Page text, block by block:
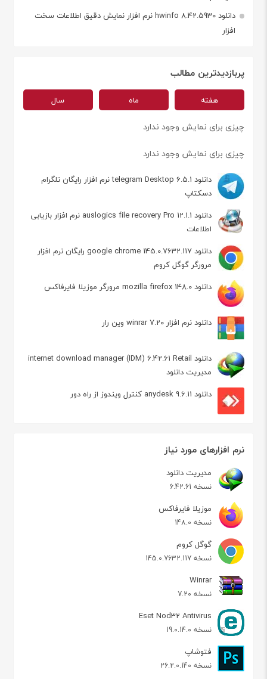
دانلود hwinfo 8.42.5930 نرم افزار نمایش دقیق اطلاعات سخت
افزار
پربازدیدترین مطالب
هفته ماه سال
چیزی برای نمایش وجود ندارد
چیزی برای نمایش وجود ندارد
دانلود telegram Desktop 6.5.1 نرم افزار رایگان تلگرام
دسکتاپ
دانلود auslogics file recovery Pro 12.1.1 نرم افزار بازیابی
اطلاعات
دانلود google chrome 145.0.7632.117 رایگان نرم افزار
مرورگر گوگل کروم
دانلود mozilla firefox 148.0 مرورگر موزیلا فایرفاکس
دانلود نرم افزار winrar 7.20 وین رار
دانلود internet download manager (IDM) 6.42.61 Retail
مدیریت دانلود
دانلود anydesk 9.6.11 کنترل ویندوز از راه دور
نرم افزارهای مورد نیاز
مدیریت دانلود
نسخه 6.42.61
موزیلا فایرفاکس
نسخه 148.0
گوگل کروم
نسخه 145.0.7632.117
Winrar
نسخه 7.20
Eset Nod32 Antivirus
نسخه 19.0.14.0
فتوشاپ
نسخه 26.2.0.140